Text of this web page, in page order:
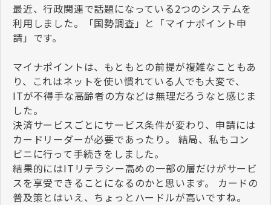
最近、行政関連で話題になっている2つのシステムを
利用しました。「国勢調査」と「マイナポイント申
請」です。
マイナポイントは、もともとの前提が複雑なこともあ
り、これはネットを使い慣れている人でも大変で、
ITが不得手な高齢者の方などは無理だろうなと感じま
した。
決済サービスごとにサービス条件が変わり、申請には
カードリーダーが必要であったり。 結局、私もコン
ビニに行って手続きをしました。
結果的にはITリテラシー高めの一部の層だけがサービ
スを享受できることになるのかと思います。 カードの
普及策とはいえ、ちょっとハードルが高いですね。